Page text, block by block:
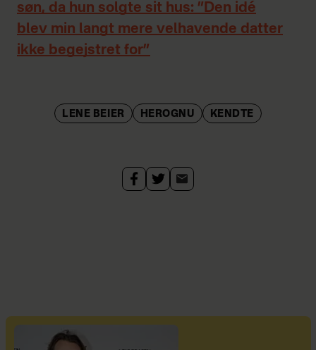
søn, da hun solgte sit hus: ”Den idé
blev min langt mere velhavende datter
ikke begejstret for”
LENE BEIER HEROGNU KENDTE